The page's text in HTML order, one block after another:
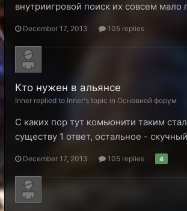
внутриигровой поиск их совсем мало
December 17, 2013 105 replies
Кто нужен в альянсе
Inner replied to Inner's topic in Основной форум
С каких пор тут комьюнити таким
существу 1 ответ, остальное -
December 17, 2013 105 replies 4